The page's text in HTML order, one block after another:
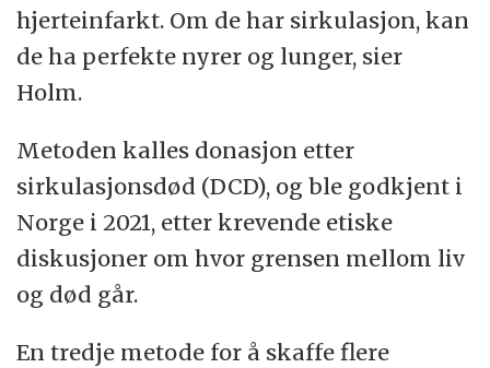
hjerteinfarkt. Om de har sirkulasjon, kan
de ha perfekte nyrer og lunger, sier
Holm.
Metoden kalles donasjon etter
sirkulasjonsdød (DCD), og ble godkjent i
Norge i 2021, etter krevende etiske
diskusjoner om hvor grensen mellom liv
og død går.
En tredje metode for å skaffe flere